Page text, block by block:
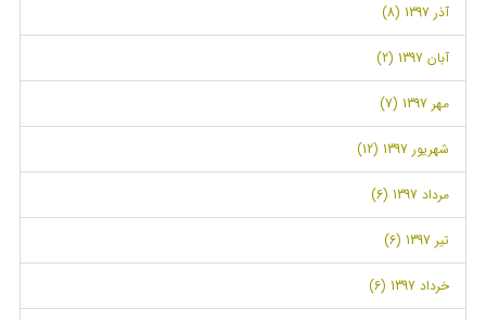
آذر 1397 (8)
آبان 1397 (2)
مهر 1397 (7)
شهریور 1397 (12)
مرداد 1397 (6)
تیر 1397 (6)
خرداد 1397 (6)